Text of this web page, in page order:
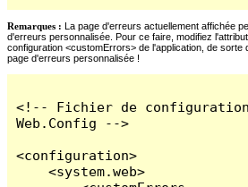
Remarques : La page d'erreurs actuellement affichée
d'erreurs personnalisée. Pour ce faire, modifiez
configuration <customErrors> de l'application, de sorte
page d'erreurs personnalisée !
<!-- Fichier de configuration
Web.Config -->
<configuration>
    <system.web>